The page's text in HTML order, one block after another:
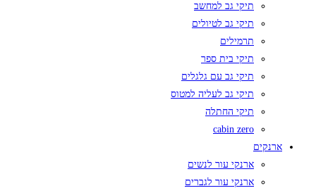
תיקי גב למחשב
תיקי גב לטיולים
תרמילים
תיקי בית ספר
תיקי גב עם גלגלים
תיקי גב לעליה למטוס
תיקי החתלה
cabin zero
ארנקים
ארנקי עור לנשים
ארנקי עור לגברים